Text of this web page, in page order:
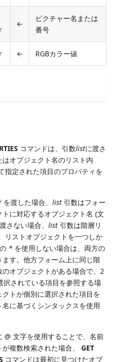
←
ピクチャー名または
番号
← RGBカラー値
コマンドは、引数listに渡さ
オブジェクト名のリスト内
指定された項目のプロパティを
を渡した場合、list 引数はフォー
に対応するオブジェクト名 (文
さない場合、list 引数は階層リ
リストオブジェクトを一つしか
* を使用しない場合は、両方の
す。他方フォーム上に同じ階
オブジェクトがある場合で、2
択されている項目を参照する場
トが個別に選択された項目を
に基づくシンタックスを使用
@ 文字を使用することで、名前
が複数検索された場合、GET
コマンドは最初に見つけたオブ